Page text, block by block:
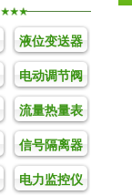
液位变送器
电动调节阀
流量热量表
信号隔离器
电力监控仪